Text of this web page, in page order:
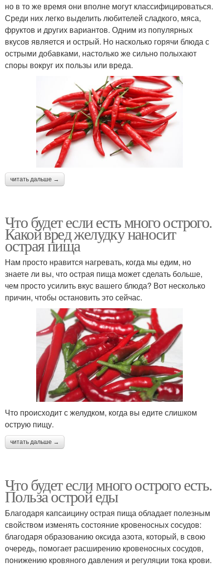
но в то же время они вполне могут классифицироваться.
Среди них легко выделить любителей сладкого, мяса,
фруктов и других вариантов. Одним из популярных
вкусов является и острый. Но насколько горячи блюда с
острыми добавками, настолько же сильно полыхают
споры вокруг их пользы или вреда.
читать дальше →
Что будет если есть много острого.
Какой вред желудку наносит
острая пища
Нам просто нравится нагревать, когда мы едим, но
знаете ли вы, что острая пища может сделать больше,
чем просто усилить вкус вашего блюда? Вот несколько
причин, чтобы остановить это сейчас.
Что происходит с желудком, когда вы едите слишком
острую пищу.
читать дальше →
Что будет если много острого есть.
Польза острой еды
Благодаря капсаицину острая пища обладает полезным
свойством изменять состояние кровеносных сосудов:
благодаря образованию оксида азота, который, в свою
очередь, помогает расширению кровеносных сосудов,
понижению кровяного давления и регуляции тока крови.